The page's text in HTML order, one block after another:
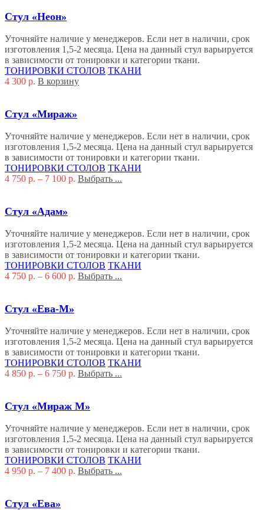
Стул «Неон»
Уточняйте наличие у менеджеров. Если нет в наличии, срок
изготовления 1,5-2 месяца. Цена на данный стул варьируется
в зависимости от тонировки и категории ткани.
ТОНИРОВКИ СТОЛОВ ТКАНИ
4 300 р. В корзину
Стул «Мираж»
Уточняйте наличие у менеджеров. Если нет в наличии, срок
изготовления 1,5-2 месяца. Цена на данный стул варьируется
в зависимости от тонировки и категории ткани.
ТОНИРОВКИ СТОЛОВ ТКАНИ
4 750 р. – 7 100 р. Выбрать ...
Стул «Адам»
Уточняйте наличие у менеджеров. Если нет в наличии, срок
изготовления 1,5-2 месяца. Цена на данный стул варьируется
в зависимости от тонировки и категории ткани.
ТОНИРОВКИ СТОЛОВ ТКАНИ
4 750 р. – 6 600 р. Выбрать ...
Стул «Ева-М»
Уточняйте наличие у менеджеров. Если нет в наличии, срок
изготовления 1,5-2 месяца. Цена на данный стул варьируется
в зависимости от тонировки и категории ткани.
ТОНИРОВКИ СТОЛОВ ТКАНИ
4 850 р. – 6 750 р. Выбрать ...
Стул «Мираж М»
Уточняйте наличие у менеджеров. Если нет в наличии, срок
изготовления 1,5-2 месяца. Цена на данный стул варьируется
в зависимости от тонировки и категории ткани.
ТОНИРОВКИ СТОЛОВ ТКАНИ
4 950 р. – 7 400 р. Выбрать ...
Стул «Ева»